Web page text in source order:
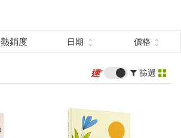
圖書(57)
熱銷度 日期 價格
篩選